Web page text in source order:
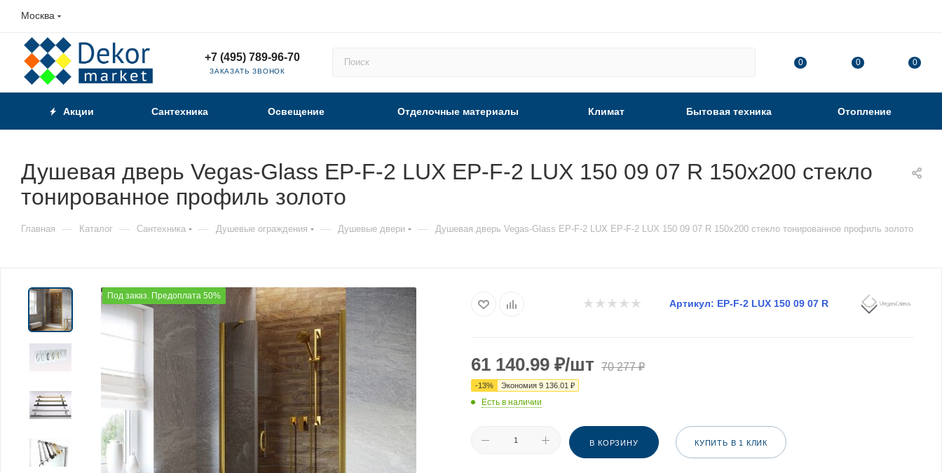
Москва
+7 (495) 789-96-70
ЗАКАЗАТЬ ЗВОНОК
0 0 0
Акции Сантехника Освещение Отделочные материалы Климат Бытовая техника Отопление
Душевая дверь Vegas-Glass EP-F-2 LUX EP-F-2 LUX 150 09 07 R 150х200 стекло
тонированное профиль золото
Главная — Каталог — Сантехника — Душевые ограждения — Душевые двери — Душевая дверь Vegas-Glass EP-F-2 LUX EP-F-2 LUX 150 09 07 R 150х200 стекло тонированное профиль золото
Под заказ. Предоплата 50%
Артикул: EP-F-2 LUX 150 09 07 R
61 140.99 ₽/шт 70 277₽
-13% Экономия 9 136.01 ₽
Есть в наличии
В КОРЗИНУ КУПИТЬ В 1 КЛИК